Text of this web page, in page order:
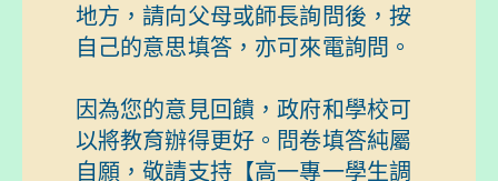
地方，請向父母或師長詢問後，按
自己的意思填答，亦可來電詢問。
因為您的意見回饋，政府和學校可
以將教育辦得更好。問卷填答純屬
自願，敬請支持【高一專一學生調